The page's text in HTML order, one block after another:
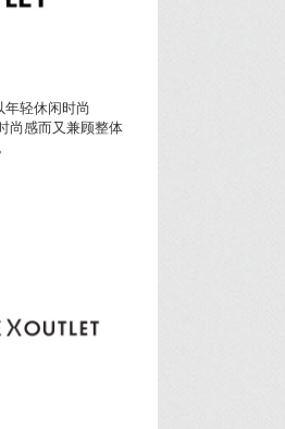
轻休闲时尚
尚感而又兼顾整体